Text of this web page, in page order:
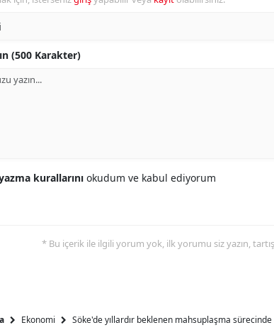
Kahramanmaraş
(500 Karakter)
kurallarını okudum ve kabul ediyorum
* Bu içerik ile ilgili yorum yok, ilk yorumu siz yazın,
Ekonomi Söke'de yıllardır beklenen mahsuplaşma sürecinde